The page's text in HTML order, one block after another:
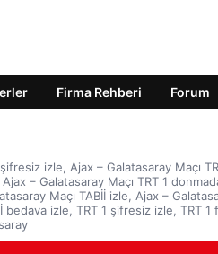
Firma Rehberi Forum
izle, Ajax – Galatasaray Maçı
– Galatasaray Maçı TRT 1
Maçı TABİİ izle, Ajax –
izle, TRT 1 şifresiz izle, TRT 1